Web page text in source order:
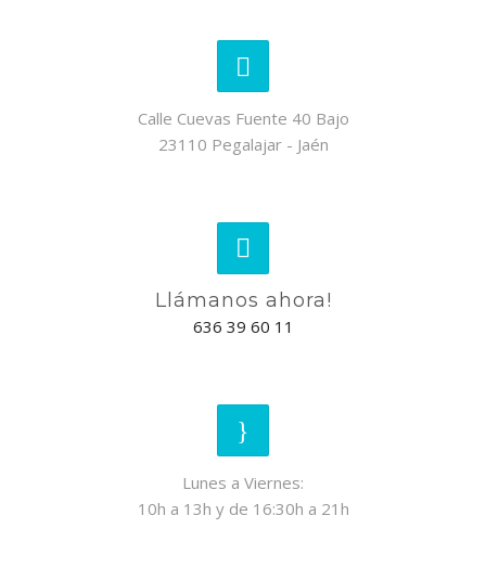
Calle Cuevas Fuente 40 Bajo
23110 Pegalajar - Jaén
Llámanos ahora!
636 39 60 11
Lunes a Viernes:
10h a 13h y de 16:30h a 21h